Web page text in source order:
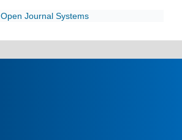
Open Journal Systems